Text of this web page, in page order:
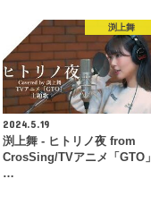
渕上舞
2024.5.19
渕上舞 - ヒトリノ夜 from
CrosSing/TVアニメ「GTO」
…